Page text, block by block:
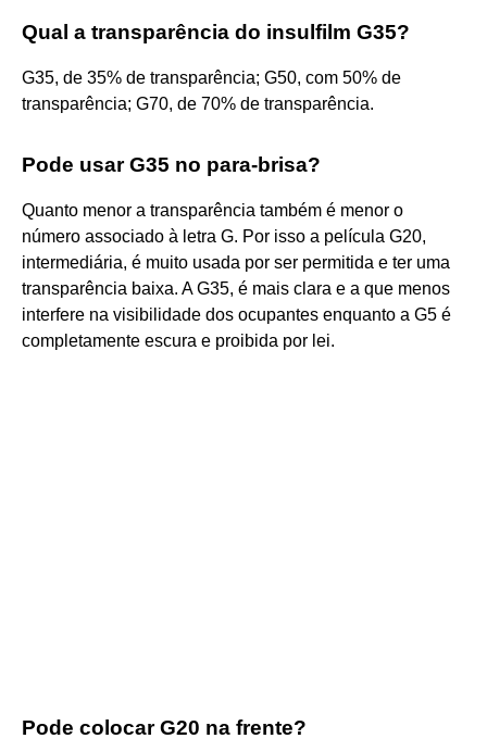
Qual a transparência do insulfilm G35?
G35, de 35% de transparência; G50, com 50% de
transparência; G70, de 70% de transparência.
Pode usar G35 no para-brisa?
Quanto menor a transparência também é menor o
número associado à letra G. Por isso a película G20,
intermediária, é muito usada por ser permitida e ter uma
transparência baixa. A G35, é mais clara e a que menos
interfere na visibilidade dos ocupantes enquanto a G5 é
completamente escura e proibida por lei.
Pode colocar G20 na frente?